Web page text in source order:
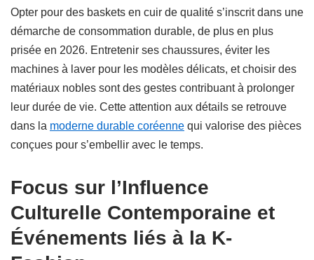
Opter pour des baskets en cuir de qualité s’inscrit dans une
démarche de consommation durable, de plus en plus
prisée en 2026. Entretenir ses chaussures, éviter les
machines à laver pour les modèles délicats, et choisir des
matériaux nobles sont des gestes contribuant à prolonger
leur durée de vie. Cette attention aux détails se retrouve
dans la moderne durable coréenne qui valorise des pièces
conçues pour s’embellir avec le temps.
Focus sur l’Influence
Culturelle Contemporaine et
Événements liés à la K-